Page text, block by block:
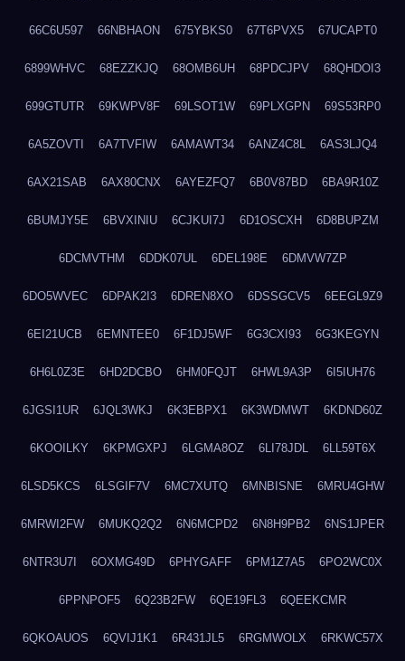
66C6U597 66NBHAON 675YBKS0 67T6PVX5 67UCAPT0
6899WHVC 68EZZKJQ 68OMB6UH 68PDCJPV 68QHDOI3
699GTUTR 69KWPV8F 69LSOT1W 69PLXGPN 69S53RP0
6A5ZOVTI 6A7TVFIW 6AMAWT34 6ANZ4C8L 6AS3LJQ4
6AX21SAB 6AX80CNX 6AYEZFQ7 6B0V87BD 6BA9R10Z
6BUMJY5E 6BVXINIU 6CJKUI7J 6D1OSCXH 6D8BUPZM
6DCMVTHM 6DDK07UL 6DEL198E 6DMVW7ZP
6DO5WVEC 6DPAK2I3 6DREN8XO 6DSSGCV5 6EEGL9Z9
6EI21UCB 6EMNTEE0 6F1DJ5WF 6G3CXI93 6G3KEGYN
6H6L0Z3E 6HD2DCBO 6HM0FQJT 6HWL9A3P 6I5IUH76
6JGSI1UR 6JQL3WKJ 6K3EBPX1 6K3WDMWT 6KDND60Z
6KOOILKY 6KPMGXPJ 6LGMA8OZ 6LI78JDL 6LL59T6X
6LSD5KCS 6LSGIF7V 6MC7XUTQ 6MNBISNE 6MRU4GHW
6MRWI2FW 6MUKQ2Q2 6N6MCPD2 6N8H9PB2 6NS1JPER
6NTR3U7I 6OXMG49D 6PHYGAFF 6PM1Z7A5 6PO2WC0X
6PPNPOF5 6Q23B2FW 6QE19FL3 6QEEKCMR
6QKOAUOS 6QVIJ1K1 6R431JL5 6RGMWOLX 6RKWC57X